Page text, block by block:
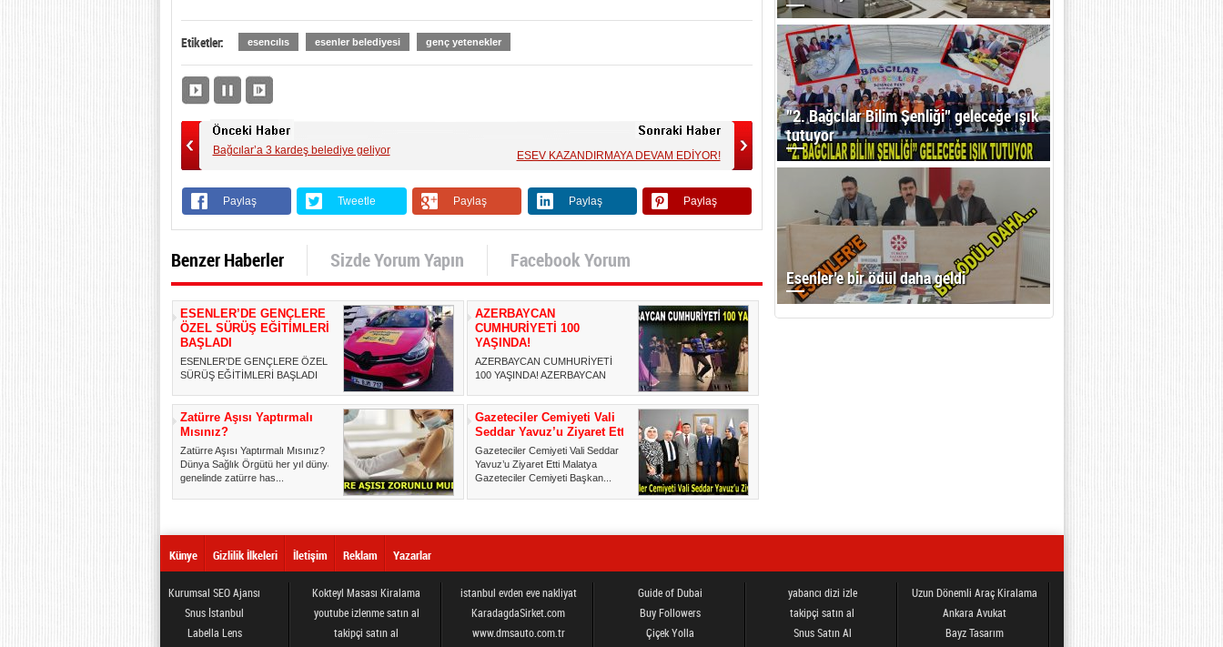
Etiketler: esencılıs esenler belediyesi genç yetenekler
Bağcılar’a 3 kardeş belediye geliyor ESEV KAZANDIRMAYA DEVAM EDİYOR!
Paylaş Tweetle Paylaş Paylaş Paylaş
Benzer Haberler Sizde Yorum Yapın Facebook Yorum
ESENLER’DE GENÇLERE
ÖZEL SÜRÜŞ EĞİTİMLERİ
BAŞLADI
ESENLER'DE GENÇLERE ÖZEL
SÜRÜŞ EĞİTİMLERİ BAŞLADI
AZERBAYCAN
CUMHURİYETİ 100
YAŞINDA!
AZERBAYCAN CUMHURİYETİ
100 YAŞINDA! AZERBAYCAN
GÖRKEMLİ GÖSTERİ A...
Zatürre Aşısı Yaptırmalı
Mısınız?
Zatürre Aşısı Yaptırmalı Mısınız?
Dünya Sağlık Örgütü her yıl dünya
genelinde zatürre has...
Gazeteciler Cemiyeti Vali
Seddar Yavuz’u Ziyaret Etti
Gazeteciler Cemiyeti Vali Seddar
Yavuz’u Ziyaret Etti Malatya
Gazeteciler Cemiyeti Başkan...
”2. Bağcılar Bilim Şenliği” geleceğe ışık
tutuyor
Esenler’e bir ödül daha geldi
Künye Gizlilik İlkeleri İletişim Reklam Yazarlar
Kurumsal SEO Ajansı
Snus İstanbul
Labella Lens
Kokteyl Masası Kiralama
youtube izlenme satın al
takipçi satın al
istanbul evden eve nakliyat
KaradagdaSirket.com
www.dmsauto.com.tr
Guide of Dubai
Buy Followers
Çiçek Yolla
yabancı dizi izle
takipçi satın al
Snus Satın Al
Uzun Dönemli Araç Kiralama
Ankara Avukat
Bayz Tasarım